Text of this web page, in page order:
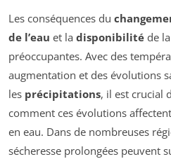
Les conséquences du
de l’eau et la disponibilité de
préoccupantes. Avec des
augmentation et des évolutions
les précipitations, il est crucial
comment ces évolutions
en eau. Dans de nombreuses
sécheresse prolongées peuvent